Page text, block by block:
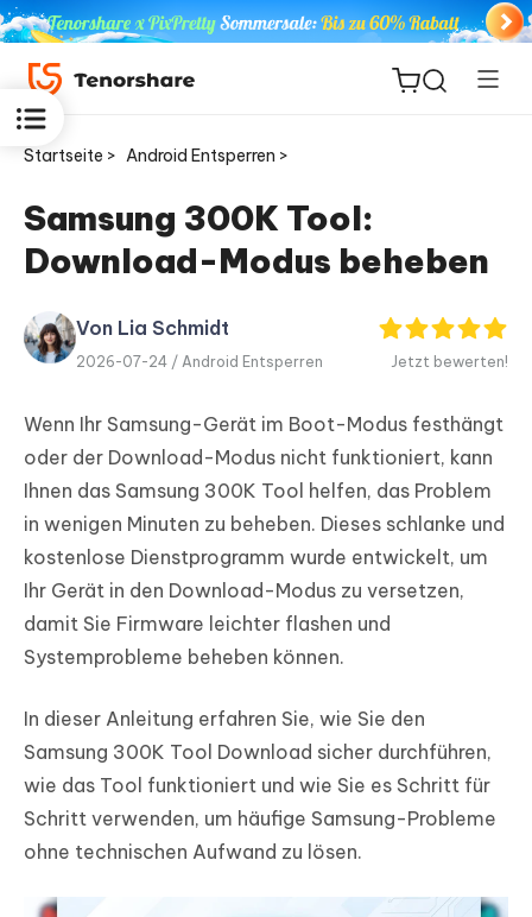
ReiBoot
PDNob
Editor
iAnyGo
Startseite > Android Entsperren >
Samsung 300K Tool:
Download-Modus beheben
Von Lia Schmidt
2026-07-24 / Android Entsperren Jetzt bewerten!
Wenn Ihr Samsung-Gerät im Boot-Modus festhängt
oder der Download-Modus nicht funktioniert, kann
Ihnen das Samsung 300K Tool helfen, das Problem
in wenigen Minuten zu beheben. Dieses schlanke und
kostenlose Dienstprogramm wurde entwickelt, um
Ihr Gerät in den Download-Modus zu versetzen,
damit Sie Firmware leichter flashen und
Systemprobleme beheben können.
In dieser Anleitung erfahren Sie, wie Sie den
Samsung 300K Tool Download sicher durchführen,
wie das Tool funktioniert und wie Sie es Schritt für
Schritt verwenden, um häufige Samsung-Probleme
ohne technischen Aufwand zu lösen.